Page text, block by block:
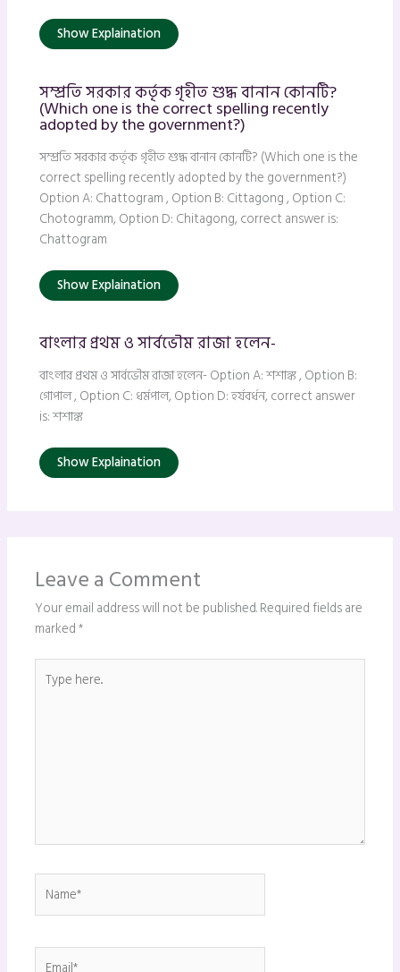
Show Explaination
সম্প্রতি সরকার কর্তৃক গৃহীত শুদ্ধ বানান কোনটি?
(Which one is the correct spelling recently
adopted by the government?)
সম্প্রতি সরকার কর্তৃক গৃহীত শুদ্ধ বানান কোনটি? (Which one is the
correct spelling recently adopted by the government?)
Option A: Chattogram , Option B: Cittagong , Option C:
Chotogramm, Option D: Chitagong, correct answer is:
Chattogram
Show Explaination
বাংলার প্রথম ও সার্বভৌম রাজা হলেন-
বাংলার প্রথম ও সার্বভৌম রাজা হলেন- Option A: শশাঙ্ক , Option B:
গোপাল , Option C: ধর্মপাল, Option D: হর্যবর্ধন, correct answer
is: শশাঙ্ক
Show Explaination
Leave a Comment
Your email address will not be published.Required fields are
marked*
here..